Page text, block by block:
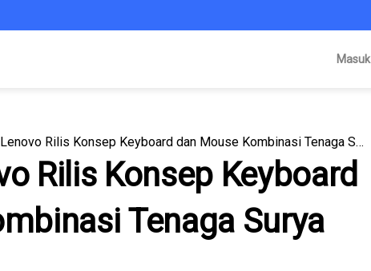
Masuk
Inovatif! Lenovo Rilis Konsep Keyboard dan Mouse Kombinasi Tenaga Surya dan Mekanik
Rilis Konsep Keyboard
Tenaga Surya